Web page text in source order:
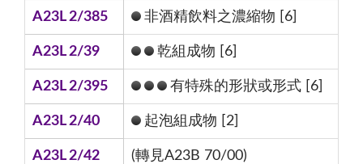
A23L 2/385 非酒精飲料之濃縮物 [6]
A23L 2/39 乾組成物 [6]
A23L 2/395 有特殊的形狀或形式 [6]
A23L 2/40 起泡組成物 [2]
A23L 2/42 (轉見A23B 70/00)